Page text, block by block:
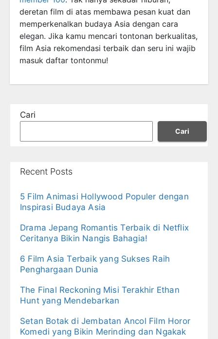
deretan film di atas membawa pesan kuat dan
memperkenalkan budaya Asia dengan cara
elegan. Jika kamu mencari tontonan berkualitas,
film Asia rekomendasi terbaik dan seru ini wajib
masuk daftar tontonmu!
Cari
Cari
Recent Posts
5 Film Animasi Hollywood Populer dengan
Inspirasi Budaya Asia
Drama Jepang Romantis Terbaik di Netflix
Ceritanya Bikin Nangis Bahagia!
6 Film Asia Terbaik yang Sukses Raih
Penghargaan Dunia
The Final Reckoning Misi Terakhir Ethan
Hunt yang Mendebarkan
Setan Botak di Jembatan Ancol Film Horor
Komedi yang Bikin Merinding dan Ngakak